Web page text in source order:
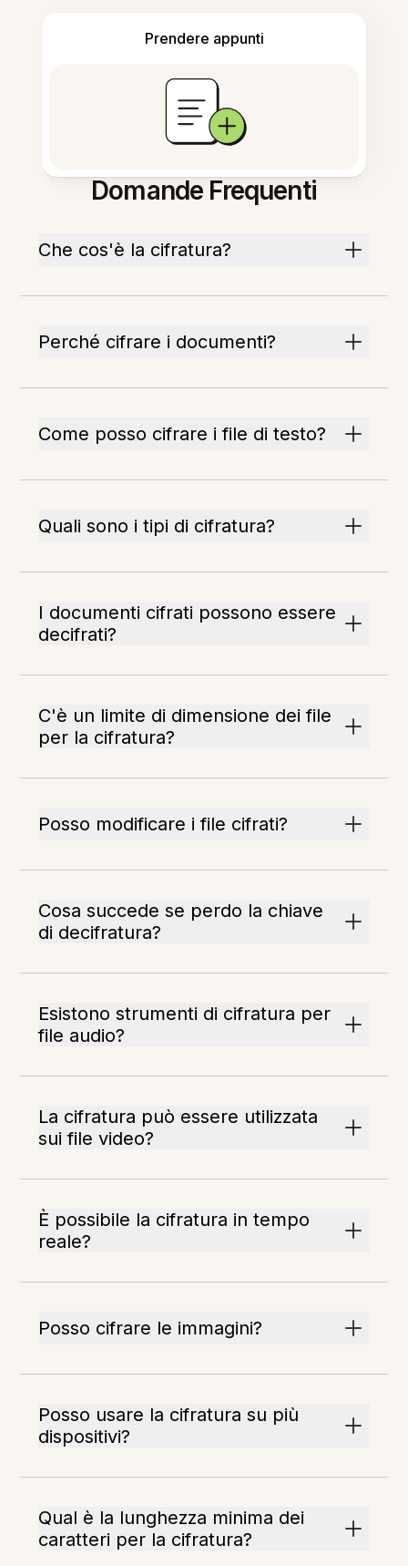
Prendere appunti
Domande Frequenti
Che cos'è la cifratura?
Perché cifrare i documenti?
Come posso cifrare i file di testo?
Quali sono i tipi di cifratura?
I documenti cifrati possono essere
decifrati?
C'è un limite di dimensione dei file
per la cifratura?
Posso modificare i file cifrati?
Cosa succede se perdo la chiave
di decifratura?
Esistono strumenti di cifratura per
file audio?
La cifratura può essere utilizzata
sui file video?
È possibile la cifratura in tempo
reale?
Posso cifrare le immagini?
Posso usare la cifratura su più
dispositivi?
Qual è la lunghezza minima dei
caratteri per la cifratura?